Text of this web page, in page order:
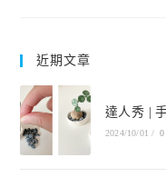
近期文章
達人秀 |
2024/10/01 /